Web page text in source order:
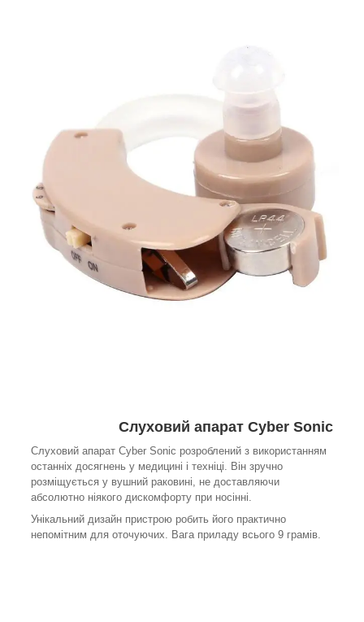
Слуховий апарат Cyber Sonic
Слуховий апарат Cyber Sonic розроблений з використанням
останніх досягнень у медицині і техніці. Він зручно
розміщується у вушний раковині, не доставляючи
абсолютно ніякого дискомфорту при носінні.
Унікальний дизайн пристрою робить його практично
непомітним для оточуючих. Вага приладу всього 9 грамів.